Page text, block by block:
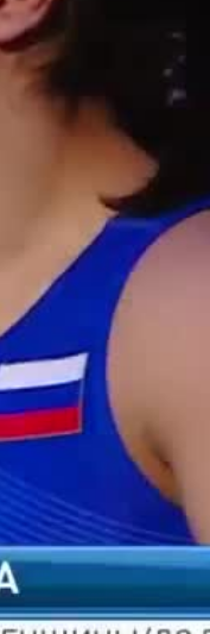
борьба /
- Ами...